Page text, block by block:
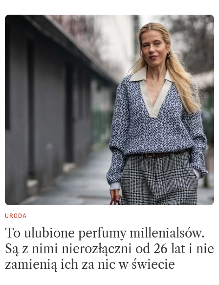
URODA
To ulubione perfumy millenialsów.
Są z nimi nierozłączni od 26 lat i nie
zamienią ich za nic w świecie